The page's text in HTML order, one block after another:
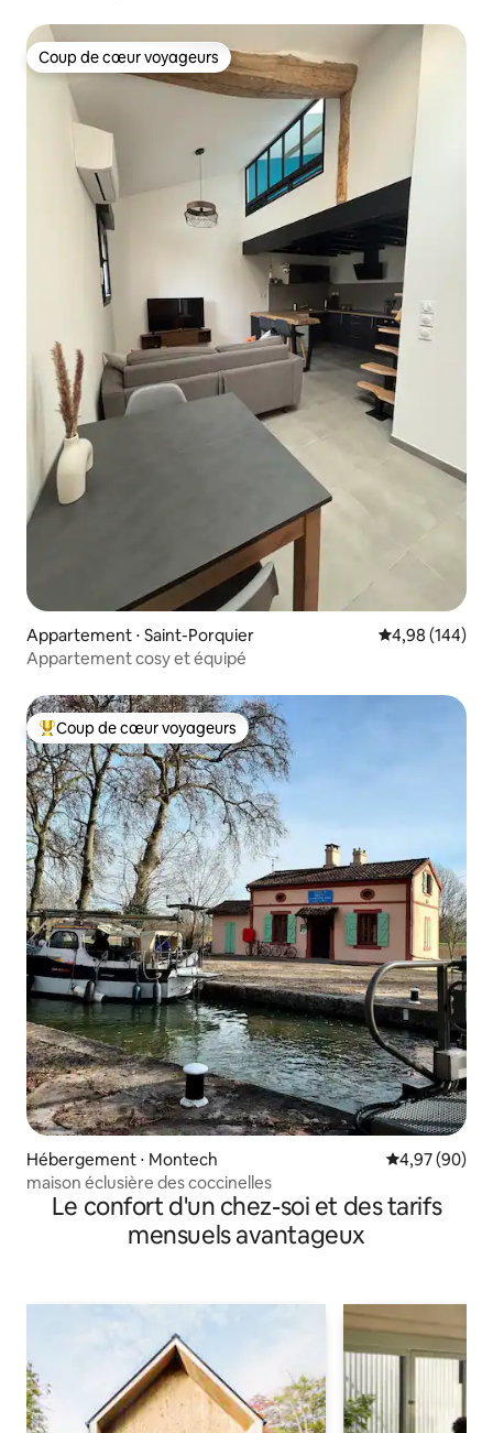
Coup de cœur voyageurs
Coup de cœur voyageurs
Appartement ⋅ Saint-Porquier Évaluation
4,98 (144)
Appartement cosy et équipé
Coups de cœur voyageurs les plus appréciés
Coup de cœur voyageurs
Hébergement ⋅ Montech Évaluation
4,97 (90)
maison éclusière des coccinelles
Le confort d'un chez-soi et des tarifs
mensuels avantageux